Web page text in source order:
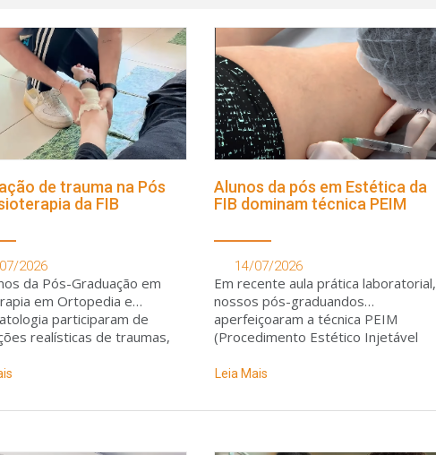
de trauma na Pós
da FIB
2026
da Pós-Graduação em
em Ortopedia e
participaram de
realísticas de traumas,
com maquiagem
Alunos da pós em Estética da
FIB dominam técnica PEIM
14/07/2026
Em recente aula prática laboratorial,
nossos pós-graduandos
aperfeiçoaram a técnica PEIM
(Procedimento Estético Injetável
Leia Mais